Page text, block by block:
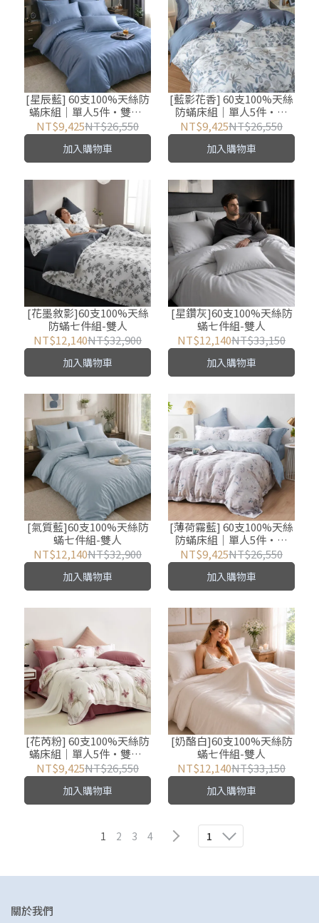
[星辰藍] 60支100%天絲防
蟎床組｜單人5件・雙人/
加大/特大7件
NT$9,425NT$26,550
加入購物車
[藍影花香] 60支100%天絲
防蟎床組｜單人5件・雙
人/加大/特大7件
NT$9,425NT$26,550
加入購物車
[花墨敘影]60支100%天絲
防蟎七件組-雙人
NT$12,140NT$32,900
加入購物車
[星鑽灰]60支100%天絲防
蟎七件組-雙人
NT$12,140NT$33,150
加入購物車
[氣質藍]60支100%天絲防
蟎七件組-雙人
NT$12,140NT$32,900
加入購物車
[薄荷霧藍] 60支100%天絲
防蟎床組｜單人5件・雙
人/加大/特大7件
NT$9,425NT$26,550
加入購物車
[花芮粉] 60支100%天絲防
蟎床組｜單人5件・雙人/
加大/特大7件
NT$9,425NT$26,550
加入購物車
[奶酪白]60支100%天絲防
蟎七件組-雙人
NT$12,140NT$33,150
加入購物車
1 2 3 4 1
關於我們